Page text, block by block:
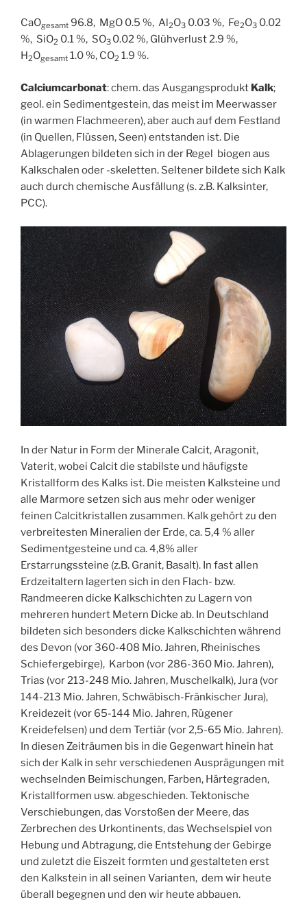
CaOgesamt 96.8, MgO 0.5 %, Al 2O3 0.03 %, Fe2O3 0.02
%, SiO2 0.1 %, SO3 0.02 %, Glühverlust 2.9 %,
H2Ogesamt 1.0 %, CO2 1.9 %.
Calciumcarbonat: chem. das Ausgangsprodukt Kalk;
geol. ein Sedimentgestein, das meist im Meerwasser
(in warmen Flachmeeren), aber auch auf dem Festland
(in Quellen, Flüssen, Seen) entstanden ist. Die
Ablagerungen bildeten sich in der Regel biogen aus
Kalkschalen oder -skeletten. Seltener bildete sich Kalk
auch durch chemische Ausfällung (s. z.B. Kalksinter,
PCC).
In der Natur in Form der Minerale Calcit, Aragonit,
Vaterit, wobei Calcit die stabilste und häufigste
Kristallform des Kalks ist. Die meisten Kalksteine und
alle Marmore setzen sich aus mehr oder weniger
feinen Calcitkristallen zusammen. Kalk gehört zu den
verbreitesten Mineralien der Erde, ca. 5,4 % aller
Sedimentgesteine und ca. 4,8% aller
Erstarrungssteine (z.B. Granit, Basalt). In fast allen
Erdzeitaltern lagerten sich in den Flach- bzw.
Randmeeren dicke Kalkschichten zu Lagern von
mehreren hundert Metern Dicke ab. In Deutschland
bildeten sich besonders dicke Kalkschichten während
des Devon (vor 360-408 Mio. Jahren, Rheinisches
Schiefergebirge), Karbon (vor 286-360 Mio. Jahren),
Trias (vor 213-248 Mio. Jahren, Muschelkalk), Jura (vor
144-213 Mio. Jahren, Schwäbisch-Fränkischer Jura),
Kreidezeit (vor 65-144 Mio. Jahren, Rügener
Kreidefelsen) und dem Tertiär (vor 2,5-65 Mio. Jahren).
In diesen Zeiträumen bis in die Gegenwart hinein hat
sich der Kalk in sehr verschiedenen Ausprägungen mit
wechselnden Beimischungen, Farben, Härtegraden,
Kristallformen usw. abgeschieden. Tektonische
Verschiebungen, das Vorstoßen der Meere, das
Zerbrechen des Urkontinents, das Wechselspiel von
Hebung und Abtragung, die Entstehung der Gebirge
und zuletzt die Eiszeit formten und gestalteten erst
den Kalkstein in all seinen Varianten, dem wir heute
überall begegnen und den wir heute abbauen.